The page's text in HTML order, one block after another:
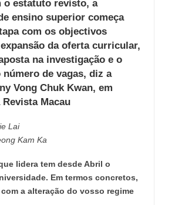
o estatuto revisto, a
ensino superior começa
com os objectivos
da oferta curricular,
na investigação e o
número de vagas, diz a
Vong Chuk Kwan, em
Macau
Lai
Kam Ka
lidera tem desde Abril o
Em termos concretos,
a alteração do vosso regime